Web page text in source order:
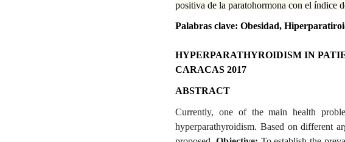
positiva de la paratohormona con el índice
Palabras clave: Obesidad,
HYPERPARATHYROIDISM IN
CARACAS 2017
ABSTRACT
Currently, one of the main health
hyperparathyroidism. Based on different